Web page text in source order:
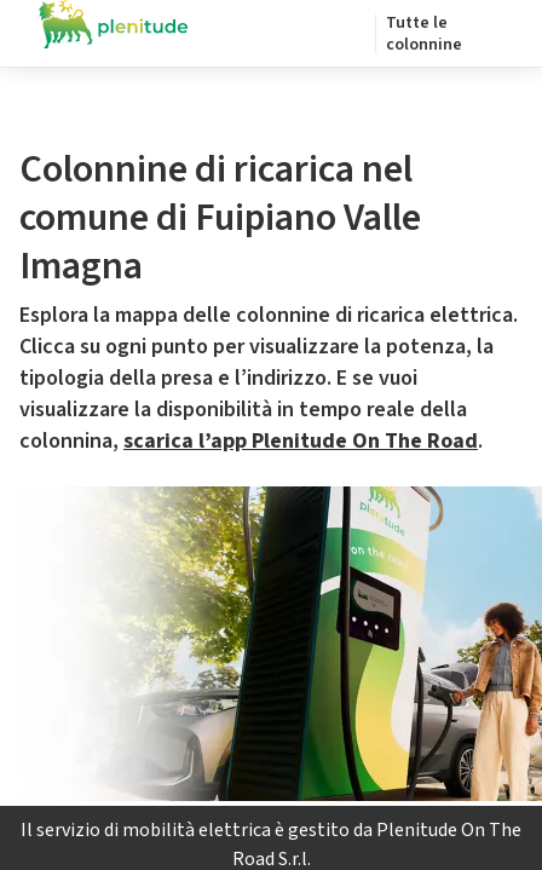
Tutte le
colonnine
Colonnine di ricarica nel
comune di Fuipiano Valle
Imagna
Esplora la mappa delle colonnine di ricarica elettrica.
Clicca su ogni punto per visualizzare la potenza, la
tipologia della presa e l’indirizzo. E se vuoi
visualizzare la disponibilità in tempo reale della
colonnina, scarica l’app Plenitude On The Road.
Il servizio di mobilità elettrica è gestito da Plenitude On The
Road S.r.l.